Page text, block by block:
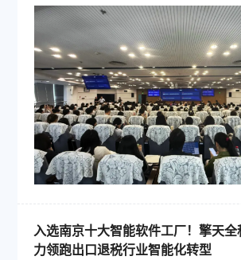
入选南京十大智能软件工厂！擎天
力领跑出口退税行业智能化转型